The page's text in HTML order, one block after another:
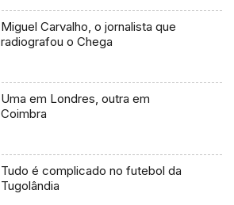
Miguel Carvalho, o jornalista que
radiografou o Chega
Uma em Londres, outra em
Coimbra
Tudo é complicado no futebol da
Tugolândia